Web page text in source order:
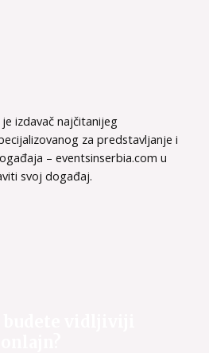
izdavač najčitanijeg
za predstavljanje i
– eventsinserbia.com u
svoj događaj.